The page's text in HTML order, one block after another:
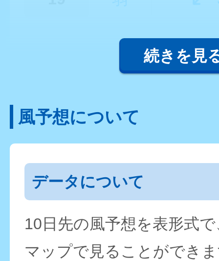
続きを見
風予想について
データについて
10日先の風予想を表形式
マップで見ることができ